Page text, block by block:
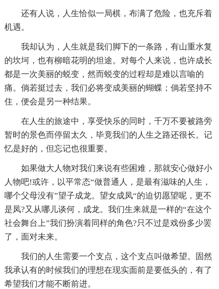
还有人说，人生恰似一局棋，布满了危险，也充斥着
机遇。
我却认为，人生就是我们脚下的一条路，有山重水复
的坎坷，也有柳暗花明的坦途。对每个人来说，也许成长
都是一次美丽的蜕变，然而蜕变的过程却是难以言喻的
痛。倘若挺过去，我们必将变成美丽的蝴蝶；倘若坚持不
住，便会是另一种结果。
在人生的旅途中，享受快乐的同时，千万不要被路旁
暂时的景色而停留太久，毕竟我们的人生之路还很长。记
忆是好的，但忘记也很重要。
如果做大人物对我们来说有些困难，那就安心做好小
人物吧!或许，以平常态“做普通人，是最有滋味的人生，
哪个父母没有”望子成龙。望女成凤“的迫切愿望呢，更不
是凤?又从哪儿谈何，成龙。我们生来就是一样的“在这个
社会舞台上”我们扮演着同样的角色?只不过是戏份多少罢
了，面对未来。
我们的人生需要一个支点，这个支点叫做希望。固然
我承认有的时候我们的理想在现实面前是要低头的，有了
希望我们才能不断前进。